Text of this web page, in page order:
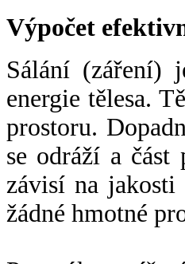
Výpočet
Sálání (záření)
energie tělesa.
prostoru.
se odráží a část
závisí na jakosti
žádné hmotné